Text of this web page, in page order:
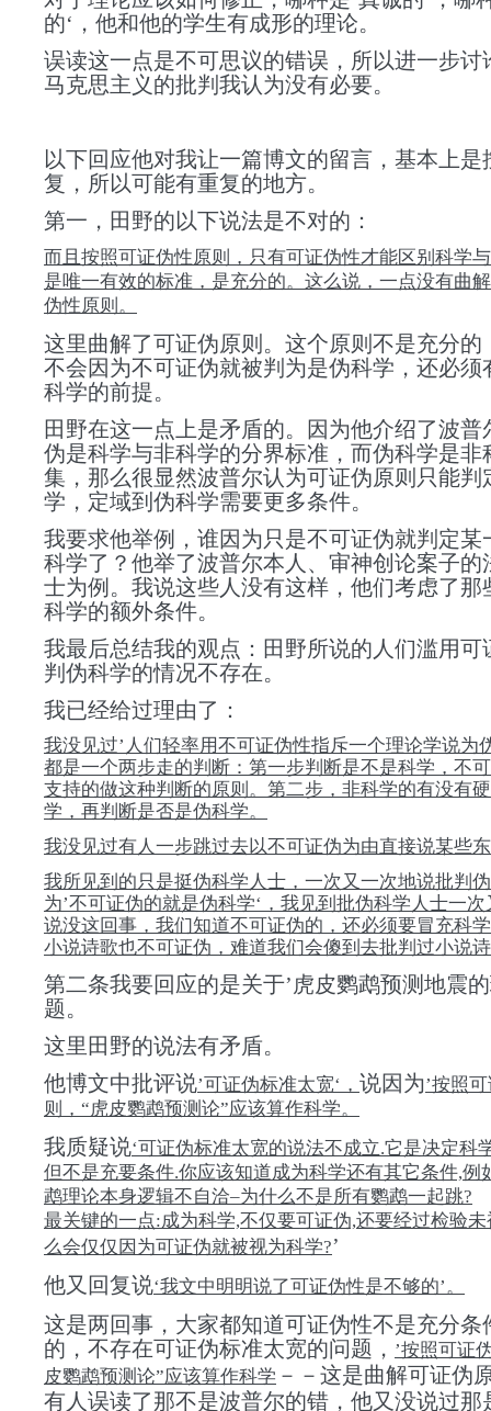
的‘，他和他的学生有成形的理论。
误读这一点是不可思议的错误，所以进一步讨
马克思主义的批判 我认为没有必要。
以下回应他对我让一篇博文的留言，基本上是
复，所以可能有重复的地方。
第一，田野的以下说法是不对的：
而且按照可证伪性原则，只有可证伪性才能区别科学
是唯一有效的标准，是充分的。这么说，一点没有曲
伪性原则。
这里曲解了可证伪原则。这个原则不是充分的
不会因为不可证伪就被判为是伪科学，还必须
科学的前提。
田野在这一点上是矛盾的。因为他介绍了波普
伪是科学与非科学的分界标准，而伪科学是非
集，那么很显然波普尔认为可证伪原则只能判
学，定域到伪科学需要更多条件。
我要求他举例，谁因为只是不可证伪就判定某
科学了？他举了波普尔本人、审神创论案子的
士为例。我说这些人没有这样，他们考虑了那
科学的额外条件。
我最后总结我的观点：田野所说的人们滥用可
判伪科学的情况不存在。
我已经给过理由了：
我没见过’人们轻率用不可证伪性指斥一个理论学说为
都是一个两步走的判断：第一步判断是不是科学，不
支持的做这种判断的原则。第二步，非科学的有没有
学，再判断是否是伪科学。
我没见过有人一步跳过去以不可证伪为由直接说某些
我所见到的只是挺伪科学人士，一次又一次地说批判
为’不可证伪的就是伪科学‘，我见到批伪科学人士一
说没这回事，我们知道不可证伪的，还必须要冒充科
小说诗歌也不可证伪，难道我们会傻到去批判过小说
第二条我要回应的是关于’虎皮鹦鹉预测地震
题。
这里田野的说法有矛盾。
他博文中批评说’可证伪标准太宽‘， 说因为’按照
则，“虎皮鹦鹉预测论”应该算作科学。
我质疑说‘可证伪标准太宽的说法不成立.它是决定科
但不是充要条件.你应该知道成为科学还有其它条件,例
鹉理论本身逻辑不自洽–为什么不是所有鹦鹉一起跳?
最关键的一点:成为科学,不仅要可证伪,还要经过检验
么会仅仅因为可证伪就被视为科学?’
他又回复说‘我文中明明说了可证伪性是不够的’。
这是两回事，大家都知道可证伪性不是充分条
的，不存在可证伪标准太宽的问题， ’按照可证
皮鹦鹉预测论”应该算作科学 －－这是曲解可证伪
有人误读了那不是波普尔的错，他又没说过那